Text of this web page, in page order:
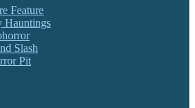
Feature
Hauntings
Slash
Pit